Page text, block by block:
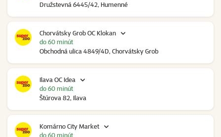
Družstevná 6445/42, Humenné
Chorvátsky Grob OC Klokan
Obchodná ulica 4849/4D, Chorvátsky Grob
do 60 minút
Ilava OC Idea
Štúrova 82, Ilava
do 60 minút
Komárno City Market
do 60 minút